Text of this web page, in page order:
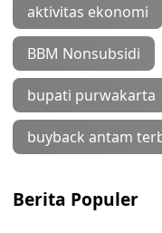
aktivitas ekonomi
BBM Nonsubsidi
bupati purwakarta
buyback antam
Berita Populer